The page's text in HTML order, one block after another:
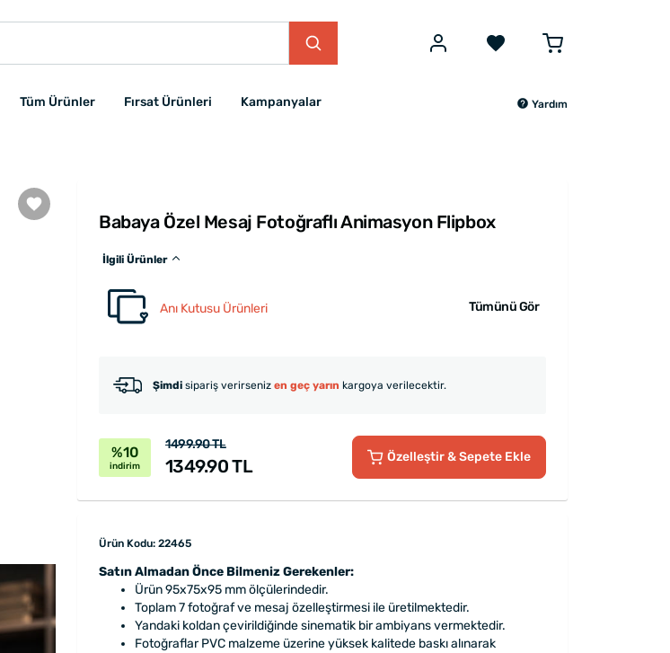
Tüm Ürünler Fırsat Ürünleri Kampanyalar Yardım
Babaya Özel Mesaj Fotoğraflı Animasyon Flipbox
İlgili Ürünler
Anı Kutusu Ürünleri Tümünü Gör
Şimdi sipariş verirseniz en geç yarın kargoya verilecektir.
%10
indirim
1499.90 TL
1349.90 TL Özelleştir& Sepete Ekle
Ürün Kodu: 22465
Satın Almadan Önce Bilmeniz Gerekenler:
Ürün 95x75x95 mm ölçülerindedir.
Toplam 7 fotoğraf ve mesaj özelleştirmesi ile üretilmektedir.
Yandaki koldan çevirildiğinde sinematik bir ambiyans vermektedir.
Fotoğraflar PVC malzeme üzerine yüksek kalitede baskı alınarak